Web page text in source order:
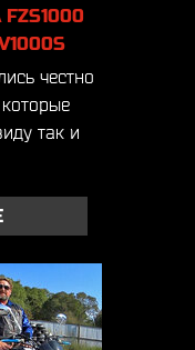
честно
так и